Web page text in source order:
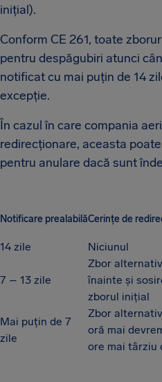
inițial).
Conform CE 261, toate
pentru despăgubiri atunci
notificat cu mai puțin de 14
excepție.
În cazul în care compania
redirecționare, aceasta
pentru anulare dacă sunt
Notificare prealabilăCerințe de
14 zile Niciunul
7 – 13 zile
Zbor
înainte și
zborul inițial
Mai puțin de 7
zile
Zbor
oră mai
ore mai târziu